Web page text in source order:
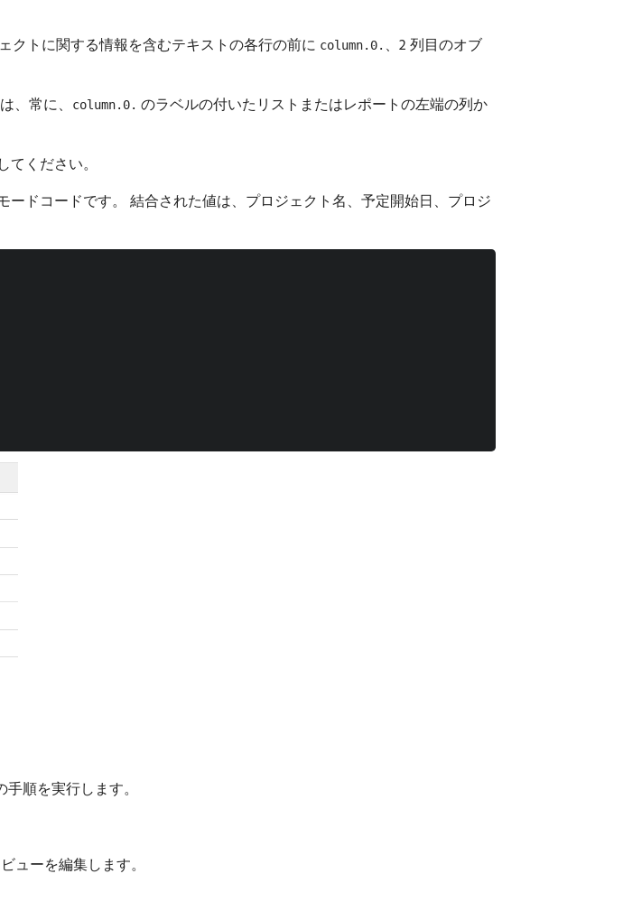
クトに関する情報を含むテキストの各行の前に column.0. 、2 列目のオブ
、常に、 column.0. のラベルの付いたリストまたはレポートの左端の列か
ください。
ドコードです。 結合された値は、プロジェクト名、予定開始日、プロジ
順を実行します。
ューを編集します。